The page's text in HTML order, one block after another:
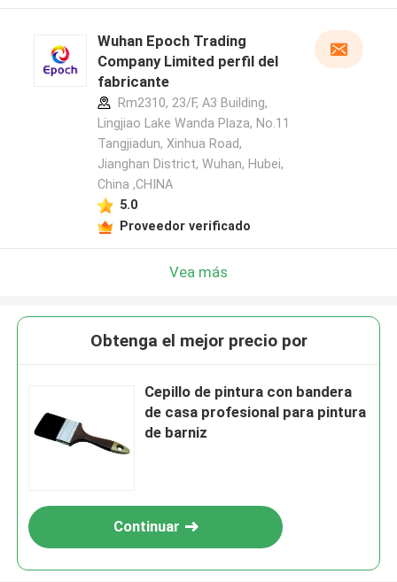
Wuhan Epoch Trading
Company Limited perfil del
fabricante
Rm2310, 23/F, A3 Building,
Lingjiao Lake Wanda Plaza, No.11
Tangjiadun, Xinhua Road,
Jianghan District, Wuhan, Hubei,
China ,CHINA
5.0
Proveedor verificado
Vea más
Obtenga el mejor precio por
Cepillo de pintura con bandera
de casa profesional para pintura
de barniz
Continuar